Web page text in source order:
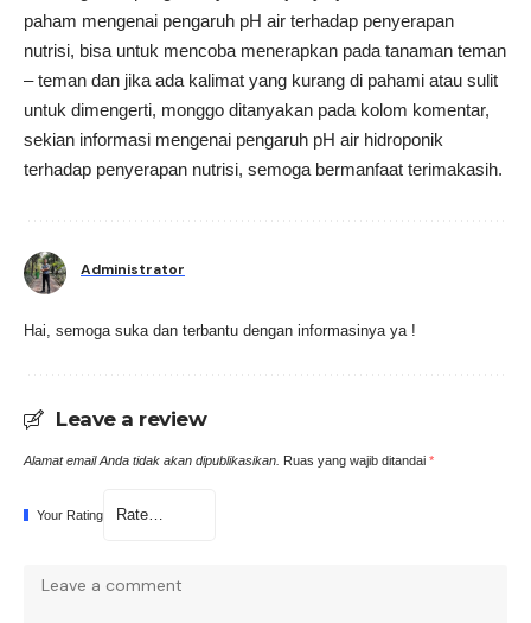
paham mengenai pengaruh pH air terhadap penyerapan
nutrisi, bisa untuk mencoba menerapkan pada tanaman teman
– teman dan jika ada kalimat yang kurang di pahami atau sulit
untuk dimengerti, monggo ditanyakan pada kolom komentar,
sekian informasi mengenai pengaruh pH air hidroponik
terhadap penyerapan nutrisi, semoga bermanfaat terimakasih.
Administrator
Hai, semoga suka dan terbantu dengan informasinya ya !
Leave a review
Alamat email Anda tidak akan dipublikasikan. Ruas yang wajib ditandai *
Your Rating